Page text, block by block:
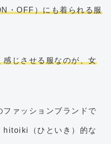
・OFF）にも着られる服
じさせる服なのが、女
ファッションブランドで
hitoiki（ひといき）的な